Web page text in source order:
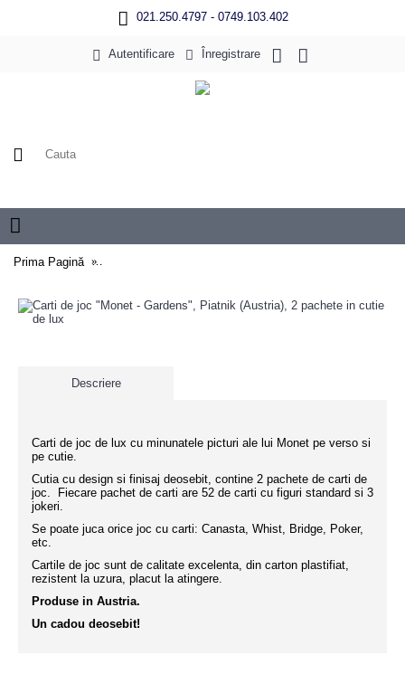
021.250.4797 - 0749.103.402
Autentificare Înregistrare
Prima Pagină Carti de joc "Monet - Gardens", Piatnik (Austria), 2
Descriere
Carti de joc de lux cu minunatele picturi ale lui Monet pe verso si
pe cutie.
Cutia cu design si finisaj deosebit, contine 2 pachete de carti de
joc. Fiecare pachet de carti are 52 de carti cu figuri standard si 3
jokeri.
Se poate juca orice joc cu carti: Canasta, Whist, Bridge, Poker,
etc.
Cartile de joc sunt de calitate excelenta, din carton plastifiat,
rezistent la uzura, placut la atingere.
Produse in Austria.
Un cadou deosebit!